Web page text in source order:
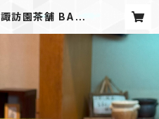
訪園茶舗 BASE